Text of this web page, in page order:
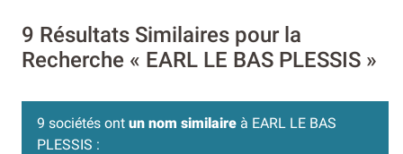
9 Résultats Similaires pour la
Recherche « EARL LE BAS PLESSIS »
9 sociétés ont un nom similaire à EARL LE BAS
PLESSIS :